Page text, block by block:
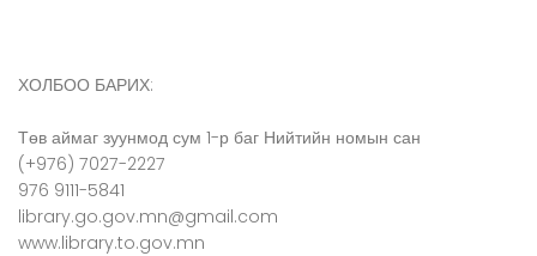
ХОЛБОО БАРИХ:
Төв аймаг зуунмод сум 1-р баг Нийтийн номын сан
(+976) 7027-2227
976 9111-5841
library.go.gov.mn@gmail.com
www.library.to.gov.mn